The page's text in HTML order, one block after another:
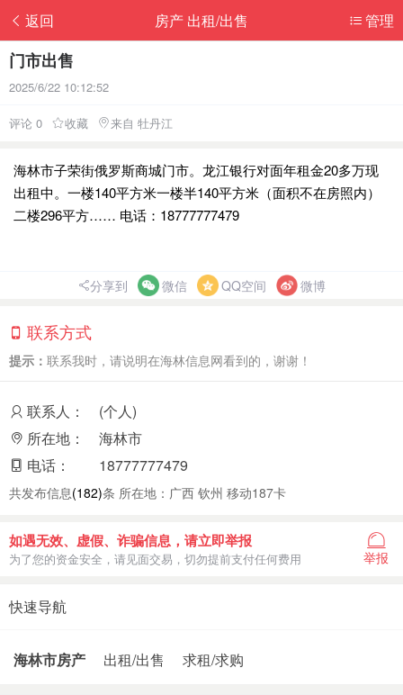
返回 管理
房产 出租/出售
门市出售
2025/6/22 10:12:52
评论 0 收藏 来自 牡丹江
海林市子荣街俄罗斯商城门市。龙江银行对面年租金20多万现
出租中。一楼140平方米一楼半140平方米（面积不在房照内）
二楼296平方…… 电话：18777777479
分享到 微信 QQ空间 微博
联系方式
提示： 联系我时，请说明在海林信息网看到的，谢谢！
联系人：
(个人)
所在地：
海林市
电话：
18777777479
共发布信息(182)条 所在地：广西 钦州 移动187卡
如遇无效、虚假、诈骗信息，请立即举报
为了您的资金安全，请见面交易，切勿提前支付任何费用 举报
快速导航
海林市房产 出租/出售 求租/求购